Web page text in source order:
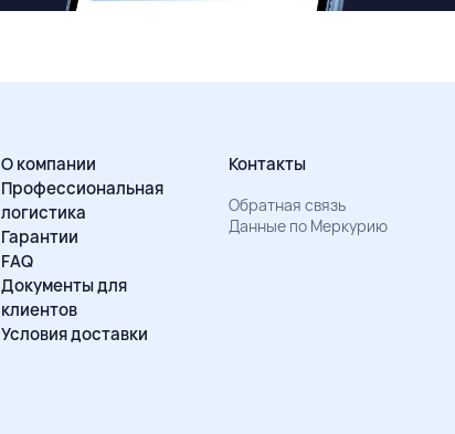
О компании
Профессиональная
логистика
Гарантии
FAQ
Документы для
клиентов
Условия доставки
Контакты
Обратная связь
Данные по Меркурию